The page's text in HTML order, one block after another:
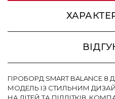
ГІРОБОРД SMART BALANCE
МОДЕЛЬ ІЗ СТИЛЬНИМ
НА ДІТЕЙ ТА ПІДЛІТКІВ.